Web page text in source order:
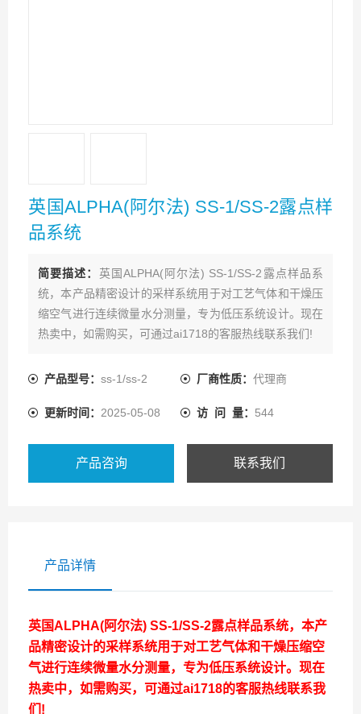
英国ALPHA(阿尔法) SS-1/SS-2露点样
品系统
简要描述： 英国ALPHA(阿尔法) SS-1/SS-2露点样品系
统，本产品精密设计的采样系统用于对工艺气体和干燥压
缩空气进行连续微量水分测量，专为低压系统设计。现在
热卖中，如需购买，可通过ai1718的客服热线联系我们!
产品型号： ss-1/ss-2 厂商性质： 代理商
更新时间： 2025-05-08 访 问 量： 544
产品咨询 联系我们
产品详情
英国ALPHA(阿尔法) SS-1/SS-2露点样品系统，本产
品精密设计的采样系统用于对工艺气体和干燥压缩空
气进行连续微量水分测量，专为低压系统设计。现在
热卖中，如需购买，可通过ai1718的客服热线联系我
们!